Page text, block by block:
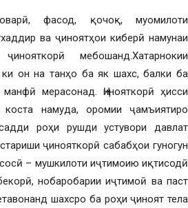
фасод, қочоқ, муомилоти
ва ҷиноятҳои киберӣ намунаи
мебошанд.Хатарнокии
он на танҳо ба як шахс, балки ба
мерасонад. Ҷинояткорӣ ҳисси
коста намуда, оромии ҷамъиятиро
роҳи рушди устувори давлат
ҷинояткорӣ сабабҳои гуногун
– мушкилоти иҷтимоию иқтисодӣ
нобаробарии иҷтимоӣ ва паст
шахсро ба роҳи ҷиноят тела